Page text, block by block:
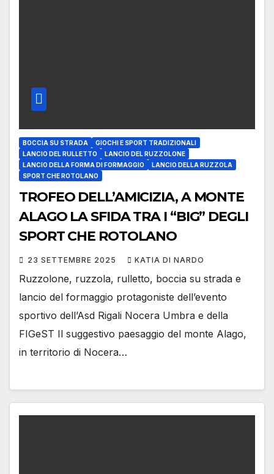
BOCCIA SU STRADA
GIOCHI E SPORT TRADIZIONALI
LANCIO DEL RULLETTO
LANCIO DEL RUZZOLONE
LANCIO DELLA FORMA DI FORMAGGIO
LANCIO DELLA RUZZOLA
SPORT CHE ROTOLANO
TROFEO DELL’AMICIZIA, A MONTE
ALAGO LA SFIDA TRA I “BIG” DEGLI
SPORT CHE ROTOLANO
23 SETTEMBRE 2025 KATIA DI NARDO
Ruzzolone, ruzzola, rulletto, boccia su strada e
lancio del formaggio protagoniste dell’evento
sportivo dell’Asd Rigali Nocera Umbra e della
FIGeST Il suggestivo paesaggio del monte Alago,
in territorio di Nocera…